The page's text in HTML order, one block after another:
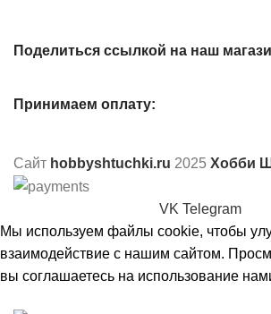
Поделиться ссылкой на наш
Принимаем оплату:
Сайт hobbyshtuchki.ru 2025 Хобби
VK Telegram
Мы используем файлы cookie, чтобы
взаимодействие с нашим сайтом.
вы соглашаетесь на использование